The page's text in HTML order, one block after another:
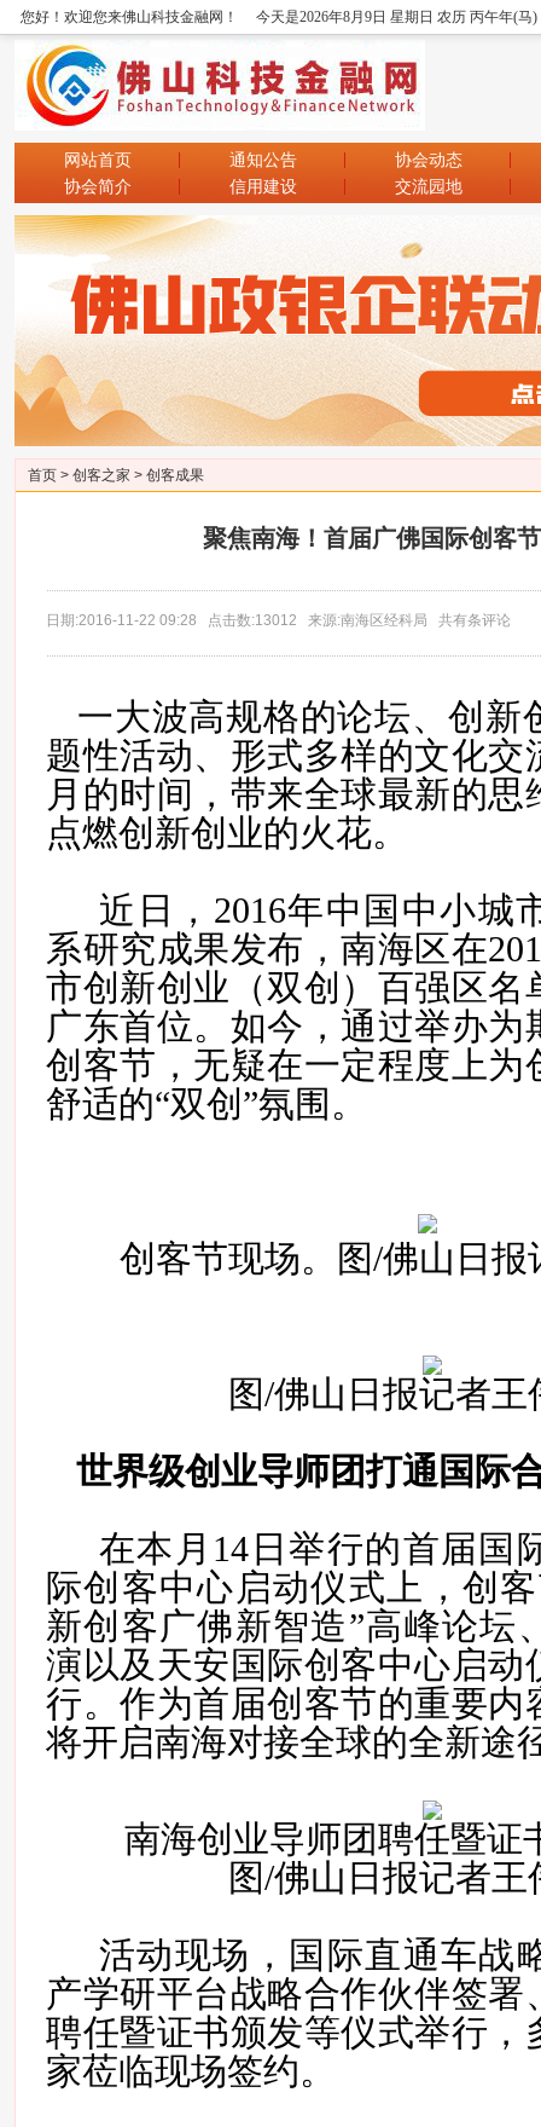
您好！欢迎您来佛山科技金融网！ 今天是2026年8月9日 星期日 农历 丙午年(马
网站首页 通知公告
协会动态
协会简介
信用建设 交流园地
首页 > 创客之家 > 创客成果
聚焦南海！首届广佛国际创客
日期:2016-11-22 09:28 点击数:13012 来源:南海区经科局 共有条评论
一大波高规格的论坛、创新
题性活动、形式多样的文化交
月的时间，带来全球最新的思
点燃创新创业的火花。
近日，2016年中国中小城
系研究成果发布，南海区在
市创新创业（双创）百强区名
广东首位。如今，通过举办为
创客节，无疑在一定程度上为
舒适的“双创”氛围。
创客节现场。图/佛山日报
图/佛山日报记者王
世界级创业导师团打通国际
在本月14日举行的首届国
际创客中心启动仪式上，创
新创客广佛新智造”高峰论坛
演以及天安国际创客中心启动
行。 作为首届创客节的重要内
将开启南海对接全球的全新途
南海创业导师团聘任暨证
图/佛山日报记者王
活动现场，国际直通车战
产学研平台战略合作伙伴签署
聘任暨证书颁发等仪式举行，
家莅临现场签约。